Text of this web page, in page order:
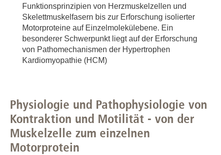
Funktionsprinzipien von Herzmuskelzellen und
Skelettmuskelfasern bis zur Erforschung isolierter
Motorproteine auf Einzelmolekülebene. Ein
besonderer Schwerpunkt liegt auf der Erforschung
von Pathomechanismen der Hypertrophen
Kardiomyopathie (HCM)
Physiologie und Pathophysiologie von
Kontraktion und Motilität - von der
Muskelzelle zum einzelnen
Motorprotein